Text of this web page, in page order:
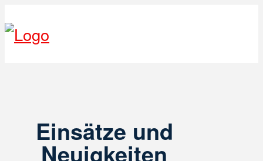
Einsätze und
Neuigkeiten